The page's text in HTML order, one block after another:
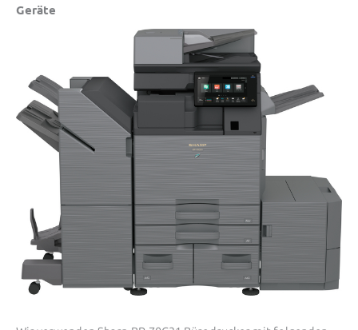
Geräte